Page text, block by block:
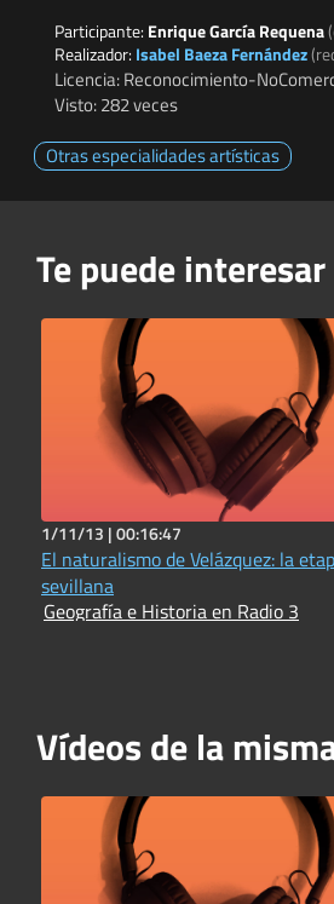
Participante: Enrique García Requena
Realizador: Isabel Baeza Fernández
Licencia: Reconocimiento-
Visto: 282 veces
Otras especialidades artísticas
Te puede interesar
1/11/13 |00:16:47
El naturalismo de Velázquez: la
sevillana
Geografía e Historia en Radio 3
Vídeos de la